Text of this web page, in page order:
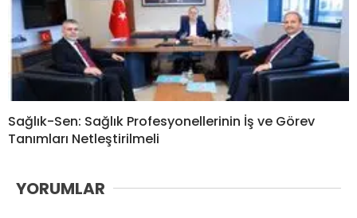
Sağlık-Sen: Sağlık Profesyonellerinin İş ve Görev
Tanımları Netleştirilmeli
YORUMLAR